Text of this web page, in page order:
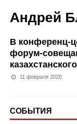
Андрей
В конференц-
форум-
11 февраля 2020
СОБЫТИЯ